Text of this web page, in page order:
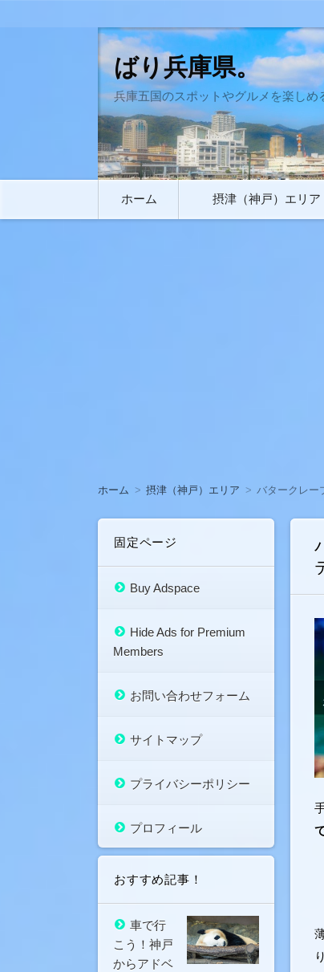
ばり兵庫県。
兵庫五国のスポットやグルメを楽しめ
ホーム 摂津（神戸）エリア
ホーム 摂津（神戸）エリア バタークレー
固定ページ
Buy Adspace
Hide Ads for Premium
Members
お問い合わせフォーム
サイトマップ
プライバシーポリシー
プロフィール
おすすめ記事！
車で行
こう！神戸
からアドベ